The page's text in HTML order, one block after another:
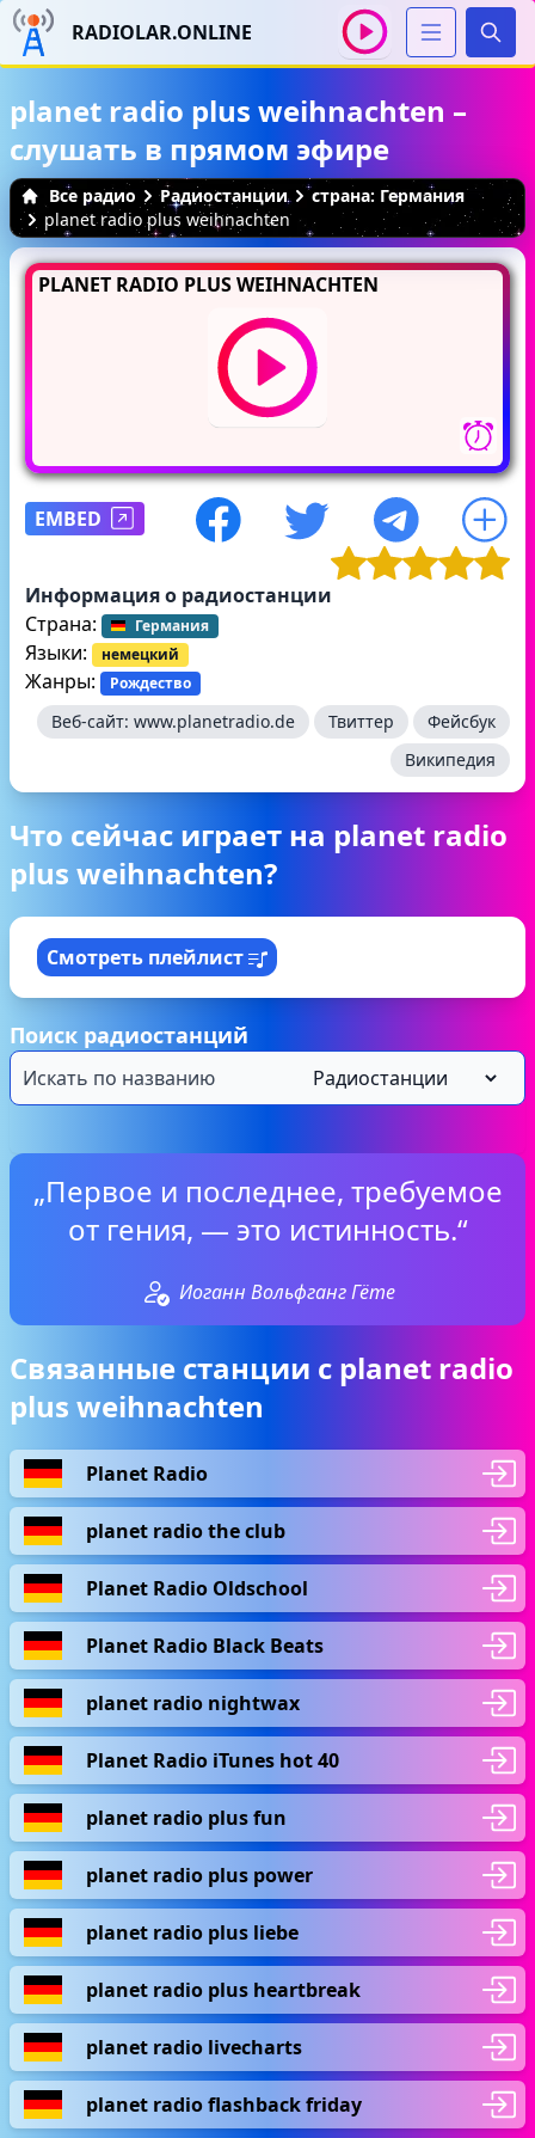
RADIOLAR.ONLINE
planet radio plus weihnachten –
слушать в прямом эфире
Все радио Радиостанции
страна: Германия
planet radio plus weihnachten
PLANET RADIO PLUS WEIHNACHTEN
EMBED
Информация о радиостанции
Страна:
Германия
Языки: немецкий
Жанры: Рождество
Веб-сайт: www.planetradio.de Твиттер
Фейсбук
Википедия
Что сейчас играет на planet radio
plus weihnachten?
Смотреть плейлист
Поиск радиостанций
„Первое и последнее, требуемое
от гения, — это истинность.“
Иоганн Вольфганг Гёте
Связанные станции с planet radio
plus weihnachten
Planet Radio
planet radio the club
Planet Radio Oldschool
Planet Radio Black Beats
planet radio nightwax
Planet Radio iTunes hot 40
planet radio plus fun
planet radio plus power
planet radio plus liebe
planet radio plus heartbreak
planet radio livecharts
planet radio flashback friday